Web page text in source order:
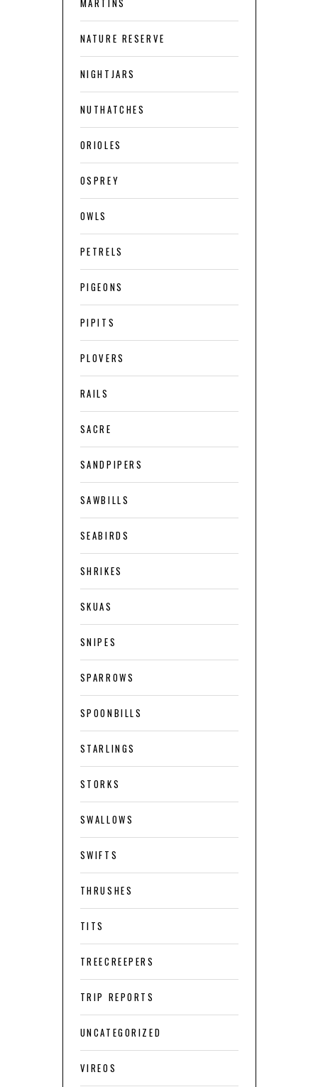
NATURE RESERVE
NIGHTJARS
NUTHATCHES
ORIOLES
OSPREY
OWLS
PETRELS
PIGEONS
PIPITS
PLOVERS
RAILS
SACRE
SANDPIPERS
SAWBILLS
SEABIRDS
SHRIKES
SKUAS
SNIPES
SPARROWS
SPOONBILLS
STARLINGS
STORKS
SWALLOWS
SWIFTS
THRUSHES
TITS
TREECREEPERS
TRIP REPORTS
UNCATEGORIZED
VIREOS